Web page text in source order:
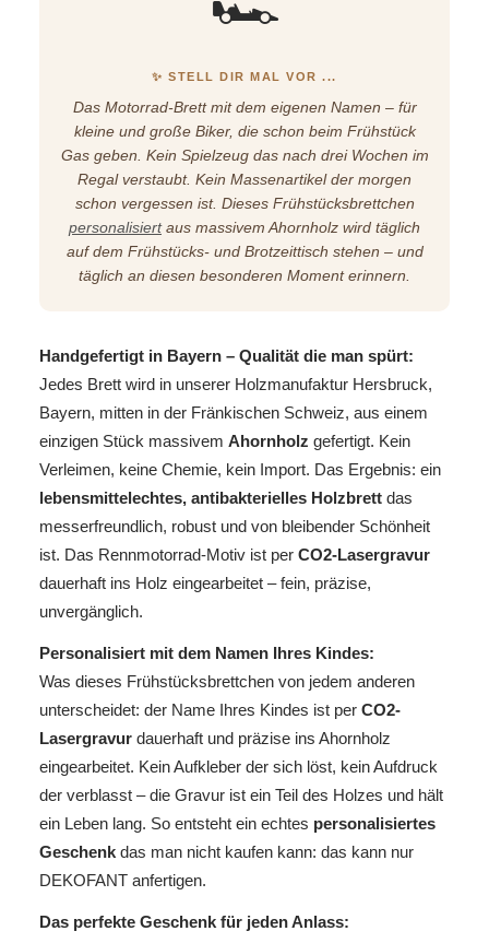
✨ STELL DIR MAL VOR ...
Das Motorrad-Brett mit dem eigenen Namen – für
kleine und große Biker, die schon beim Frühstück
Gas geben. Kein Spielzeug das nach drei Wochen im
Regal verstaubt. Kein Massenartikel der morgen
schon vergessen ist. Dieses Frühstücksbrettchen
personalisiertaus massivem Ahornholz wird täglich
auf dem Frühstücks- und Brotzeittisch stehen – und
täglich an diesen besonderen Moment erinnern.
Handgefertigt in Bayern – Qualität die man spürt:
Jedes Brett wird in unserer Holzmanufaktur Hersbruck,
Bayern, mitten in der Fränkischen Schweiz, aus einem
einzigen Stück massivem Ahornholz gefertigt. Kein
Verleimen, keine Chemie, kein Import. Das Ergebnis: ein
lebensmittelechtes, antibakterielles Holzbrett das
messerfreundlich, robust und von bleibender Schönheit
ist. Das Rennmotorrad-Motiv ist per CO2-Lasergravur
dauerhaft ins Holz eingearbeitet – fein, präzise,
unvergänglich.
Personalisiert mit dem Namen Ihres Kindes:
Was dieses Frühstücksbrettchen von jedem anderen
unterscheidet: der Name Ihres Kindes ist per CO2-
Lasergravur dauerhaft und präzise ins Ahornholz
eingearbeitet. Kein Aufkleber der sich löst, kein Aufdruck
der verblasst – die Gravur ist ein Teil des Holzes und hält
ein Leben lang. So entsteht ein echtes personalisiertes
Geschenk das man nicht kaufen kann: das kann nur
DEKOFANT anfertigen.
Das perfekte Geschenk für jeden Anlass: